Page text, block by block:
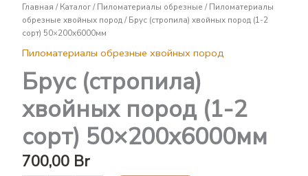
Главная /Каталог/Пиломатериалы обрезные /Пиломатериалы
обрезные хвойных пород/ Брус (стропила) хвойных пород (1-2
сорт) 50×200х6000мм
Пиломатериалы обрезные хвойных пород
Брус (стропила)
хвойных пород (1-2
сорт) 50×200х6000мм
700,00 Br
хвойных
пород
(1-
2
50x200х6000мм